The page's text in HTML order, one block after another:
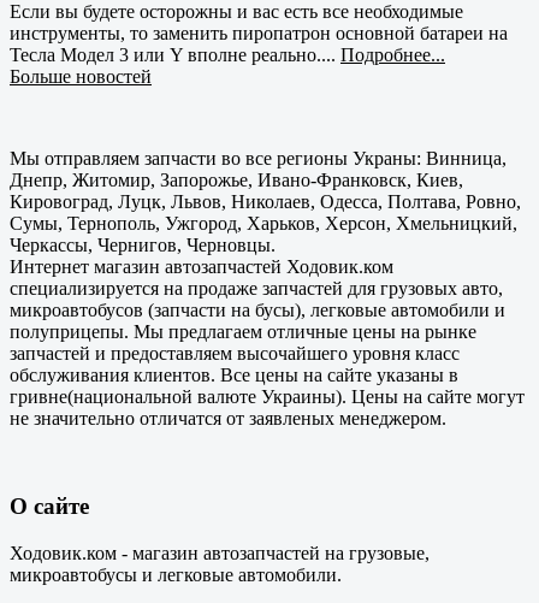
Если вы будете осторожны и вас есть все необходимые
инструменты, то заменить пиропатрон основной батареи на
Тесла Модел 3 или Y вполне реально.... Подробнее...
Больше новостей
Мы отправляем запчасти во все регионы Украны: Винница,
Днепр, Житомир, Запорожье, Ивано-Франковск, Киев,
Кировоград, Луцк, Львов, Николаев, Одесса, Полтава, Ровно,
Сумы, Тернополь, Ужгород, Харьков, Херсон, Хмельницкий,
Черкассы, Чернигов, Черновцы.
Интернет магазин автозапчастей Ходовик.ком
специализируется на продаже запчастей для грузовых авто,
микроавтобусов (запчасти на бусы), легковые автомобили и
полуприцепы. Мы предлагаем отличные цены на рынке
запчастей и предоставляем высочайшего уровня класс
обслуживания клиентов. Все цены на сайте указаны в
гривне(национальной валюте Украины). Цены на сайте могут
не значительно отличатся от заявленых менеджером.
О сайте
Ходовик.ком - магазин автозапчастей на грузовые,
микроавтобусы и легковые автомобили.